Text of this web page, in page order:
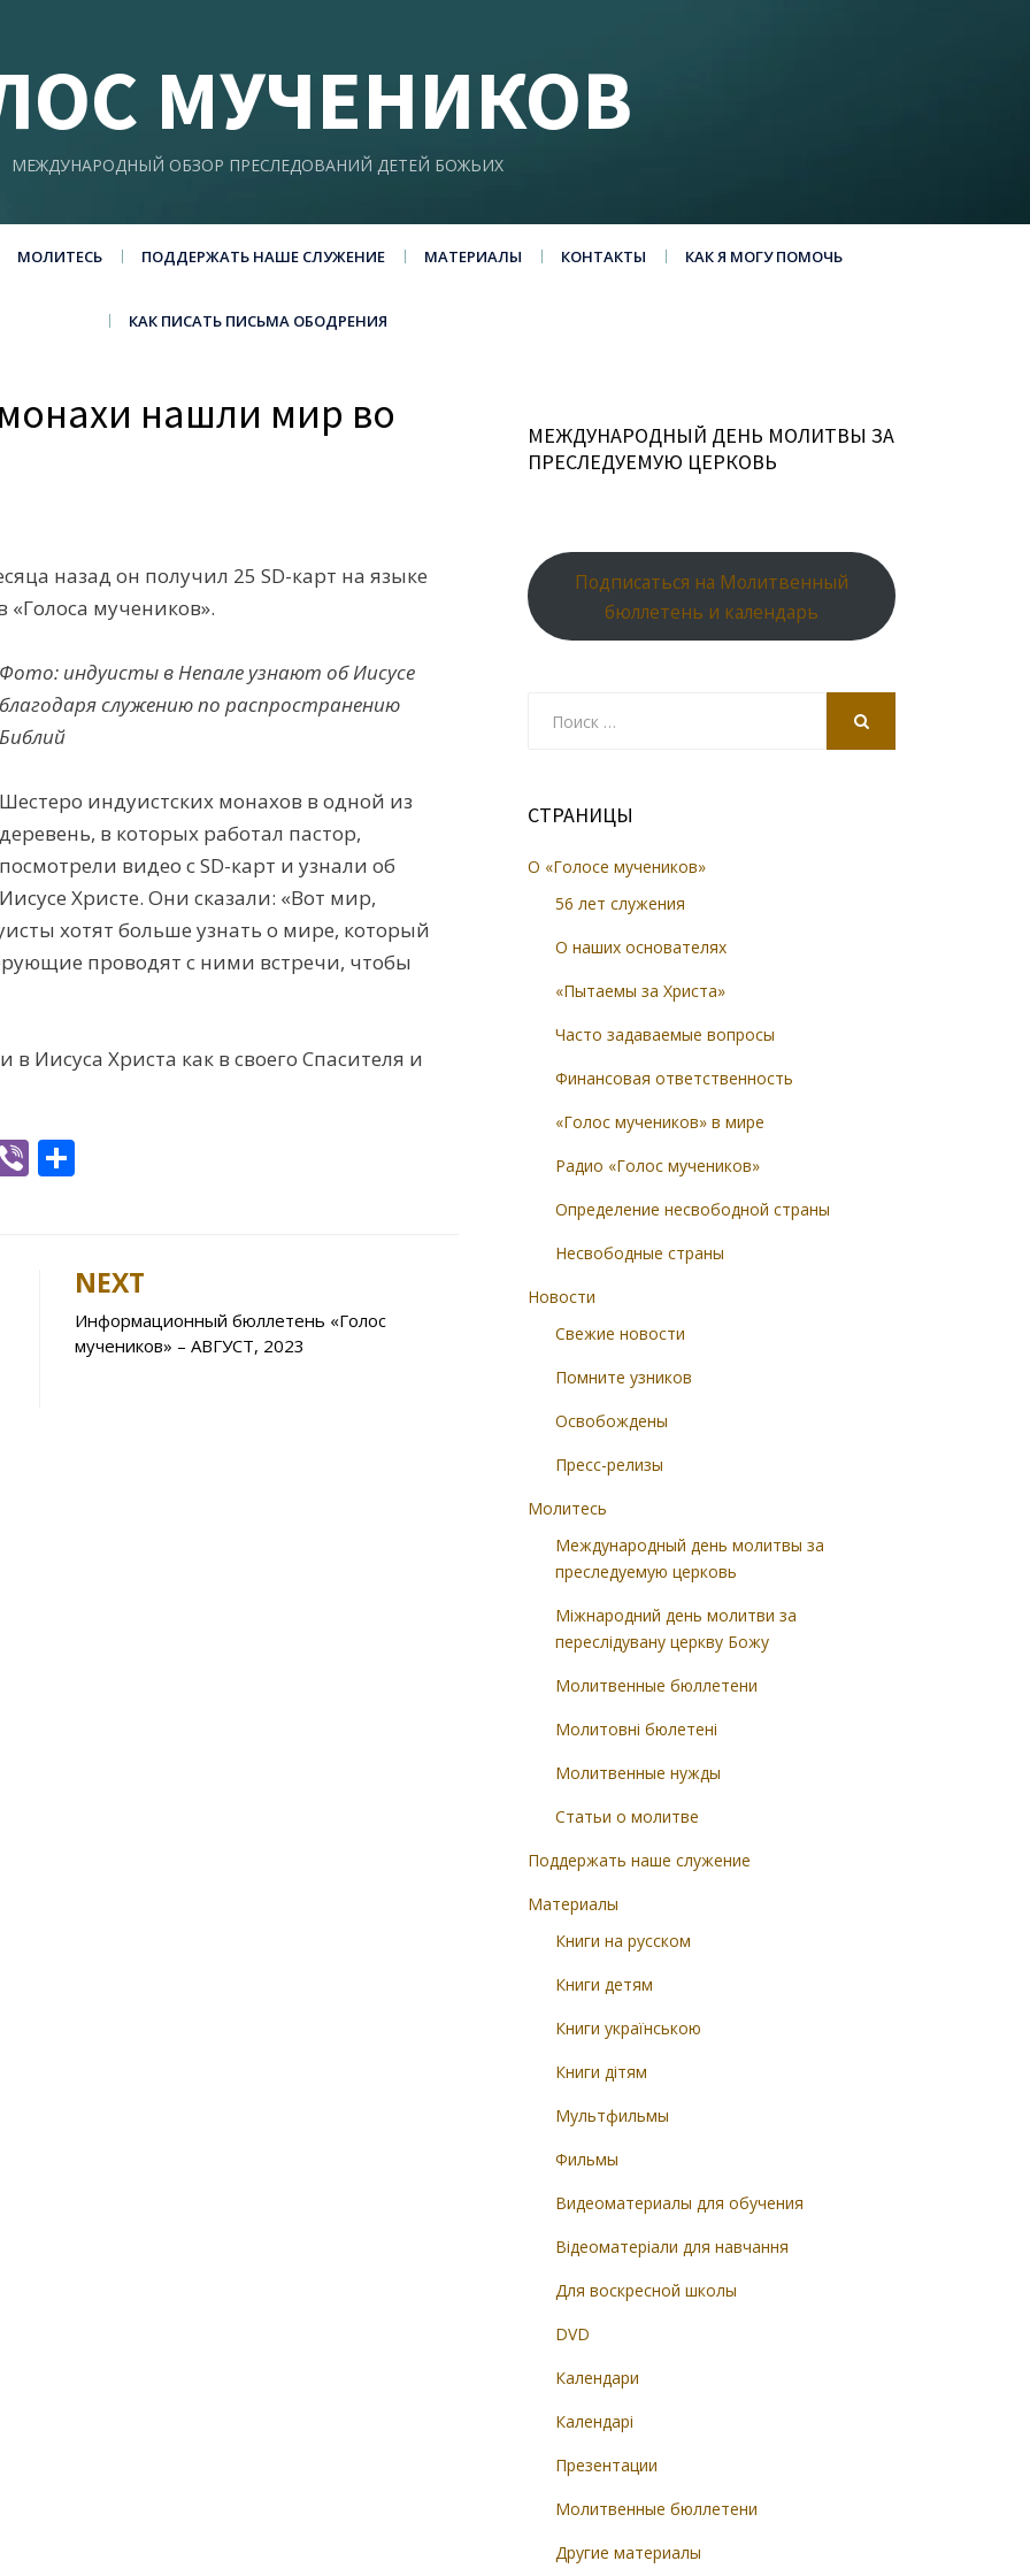
МУЧЕНИКОВ
МЕЖДУНАРОДНЫЙ ОБЗОР ПРЕСЛЕДОВАНИЙ ДЕТЕЙ БОЖЬИХ
МОЛИТЕСЬ ПОДДЕРЖАТЬ НАШЕ СЛУЖЕНИЕ МАТЕРИАЛЫ КОНТАКТЫ КАК Я МОГУ ПОМОЧЬ
КАК ПИСАТЬ ПИСЬМА ОБОДРЕНИЯ
нашли мир во
назад он получил 25 SD-карт на языке
«Голоса мучеников».
Фото: индуистыв Непале узнают об Иисусе
благодаряслужениюпо распространению
Библий
Шестеро индуистских монахов в одной из
деревень, в которых работал пастор,
посмотрели видео с SD-карт и узнали об
Иисусе Христе. Они сказали: «Вот мир,
хотят больше узнать о мире, который
проводят с ними встречи, чтобы
Иисуса Христа как в своего Спасителя и
Vi
e
NEXT
Информационный бюллетень «Голос
мучеников» – АВГУСТ, 2023
МЕЖДУНАРОДНЫЙ ДЕНЬ МОЛИТВЫ ЗА
ПРЕСЛЕДУЕМУЮ ЦЕРКОВЬ
Подписаться на Молитвенный
бюллетень и календарь
СТРАНИЦЫ
О «Голосе мучеников»
56 лет служения
О наших основателях
«Пытаемы за Христа»
Часто задаваемые вопросы
Финансовая ответственность
«Голос мучеников» в мире
Радио «Голос мучеников»
Определение несвободной страны
Несвободные страны
Новости
Свежие новости
Помните узников
Освобождены
Пресс-релизы
Молитесь
Международный день молитвы за
преследуемую церковь
Міжнародний день молитви за
переслідувану церкву Божу
Молитвенные бюллетени
Молитовні бюлетені
Молитвенные нужды
Статьи о молитве
Поддержать наше служение
Материалы
Книги на русском
Книги детям
Книги українською
Книги дітям
Мультфильмы
Фильмы
Видеоматериалы для обучения
Відеоматеріали для навчання
Для воскресной школы
DVD
Календари
Календарі
Презентации
Молитвенные бюллетени
Другие материалы